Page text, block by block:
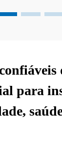
para